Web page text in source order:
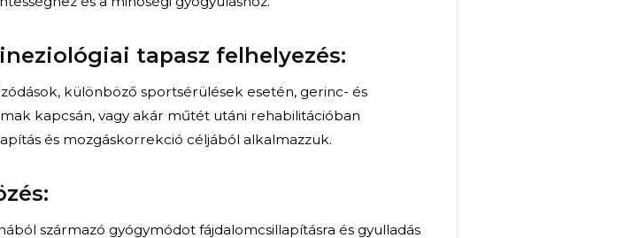
izmok, a beszűkült ízületek, megrövidült szalagok és nyomás alatt lévő
idegek regenerálódását, fiziológiás állapotuk visszaállítását.
Sérülés után a manuális technikákkal a megfelelő szöveti állapot elérését,
fokozni a vérellátást, így felgyorsítva a gyógyulási folyamatot.
Mozgásszervi fájdalom esetén a manuálterápiás technikák segítségével
megalapozható a minőségi gyógyulás. A megfelelően alkalmazott manuális